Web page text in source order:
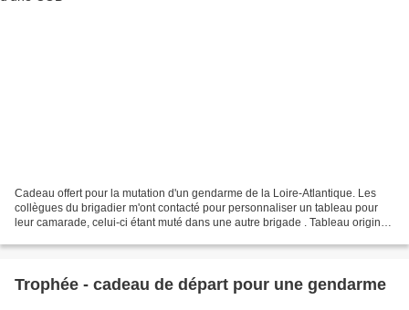
Cadeau offert pour la mutation d'un gendarme de la Loire-Atlantique. Les
collègues du brigadier m'ont contacté pour personnaliser un tableau pour
leur camarade, celui-ci étant muté dans une autre brigade . Tableau original
Trophée - cadeau de départ pour une gendarme